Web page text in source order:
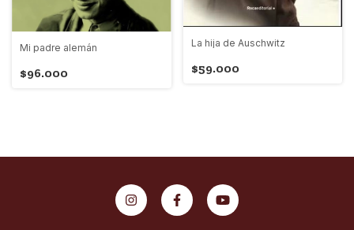
Mi padre alemán
$96.000
La hija de Auschwitz
$59.000